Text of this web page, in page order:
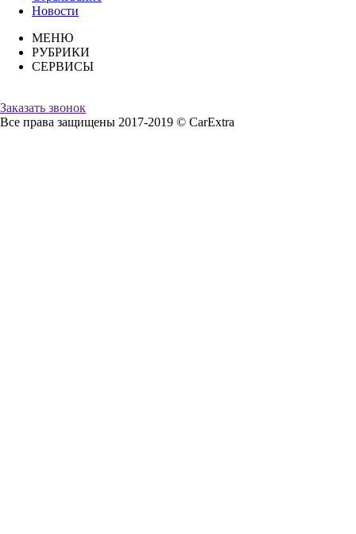
Новости
МЕНЮ
РУБРИКИ
СЕРВИСЫ
Заказать звонок
Все права защищены 2017-2019 © CarExtra